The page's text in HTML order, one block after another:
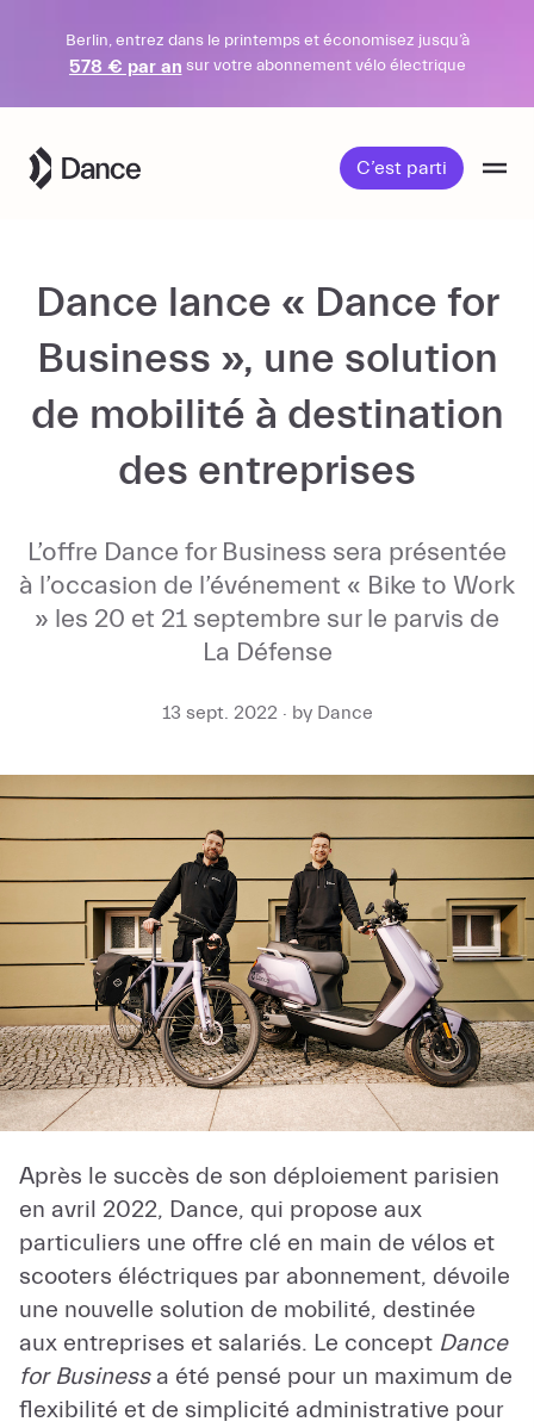
contenu
Berlin, entrez dans le printemps et économisez jusqu’à
578 € par an sur votre abonnement vélo électrique
C’est parti
Dance lance « Dance for
Business », une solution
de mobilité à destination
des entreprises
L’offre Dance for Business sera présentée
à l’occasion de l’événement « Bike to Work
» les 20 et 21 septembre sur le parvis de
La Défense
13 sept. 2022 · by Dance
Après le succès de son déploiement parisien
en avril 2022, Dance, qui propose aux
particuliers une offre clé en main de vélos et
scooters éléctriques par abonnement, dévoile
une nouvelle solution de mobilité, destinée
aux entreprises et salariés. Le concept Dance
for Businessa été pensé pour un maximum de
flexibilité et de simplicité administrative pour